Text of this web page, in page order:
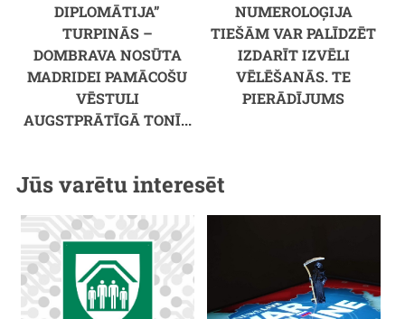
DIPLOMĀTIJA”
TURPINĀS –
DOMBRAVA NOSŪTA
MADRIDEI PAMĀCOŠU
VĒSTULI
AUGSTPRĀTĪGĀ TONĪ...
NUMEROLOĢIJA
TIEŠĀM VAR PALĪDZĒT
IZDARĪT IZVĒLI
VĒLĒŠANĀS. TE
PIERĀDĪJUMS
Jūs varētu interesēt